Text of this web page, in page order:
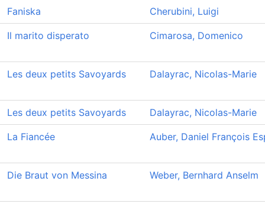
Faniska Cherubini, Luigi
Il marito disperato Cimarosa, Domenico
Les deux petits Savoyards Dalayrac, Nicolas-Marie
Les deux petits Savoyards Dalayrac, Nicolas-Marie
La Fiancée Auber, Daniel François
Die Braut von Messina Weber, Bernhard Anselm